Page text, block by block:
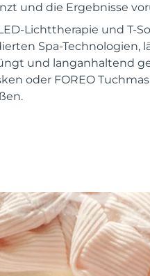
und die Ergebnisse
Lichttherapie und T-
Spa-Technologien,
und langanhaltend
oder FOREO